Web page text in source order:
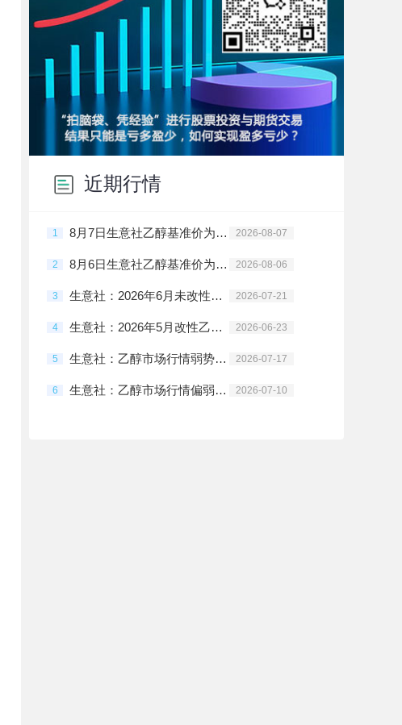
近期行情
1 8月7日生意社乙醇基准价为5575.56元/吨 2026-08-07
2 8月6日生意社乙醇基准价为5575.56元/吨 2026-08-06
3 生意社：2026年6月未改性乙醇进出口数据统计 2026-07-21
4 生意社：2026年5月改性乙醇进出口数据统计 2026-06-23
5 生意社：乙醇市场行情弱势整理 2026-07-17
6 生意社：乙醇市场行情偏弱运行 2026-07-10